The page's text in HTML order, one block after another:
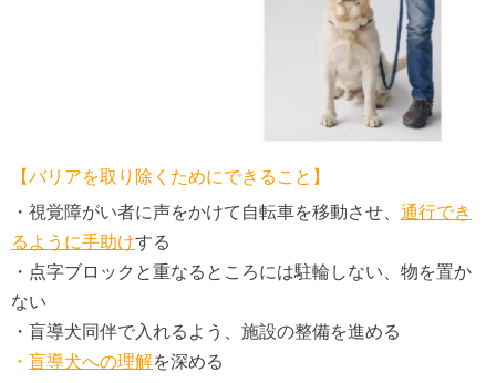
【バリアを取り除くためにできること】
・視覚障がい者に声をかけて自転車を移動させ、 通行でき
るように手助けする
・点字ブロックと重なるところには駐輪しない、物を置か
ない
・盲導犬同伴で入れるよう、施設の整備を進める
・ 盲導犬への理解を深める